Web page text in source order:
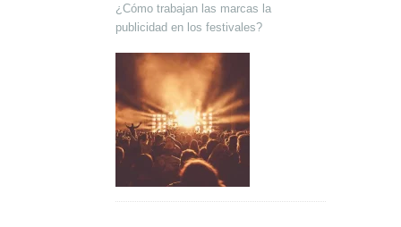
¿Cómo trabajan las marcas la
publicidad en los festivales?